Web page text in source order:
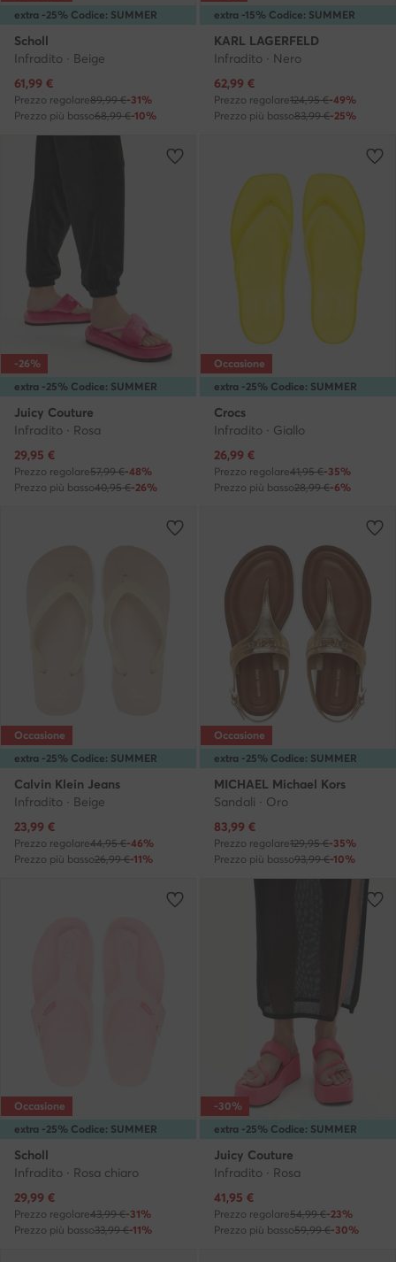
extra -25% Codice: SUMMER
Scholl
Infradito · Beige
Prezzo attuale
61,99 €
Prezzo regolare89,99 €-31%
Prezzo più basso68,99 €-10%
extra -15% Codice: SUMMER
KARL LAGERFELD
Infradito · Nero
Prezzo attuale
62,99 €
Prezzo regolare124,95 €-49%
Prezzo più basso83,99 €-25%
extra -25% Codice: SUMMER
-26%
Juicy Couture
Infradito · Rosa
Prezzo attuale
29,95 €
Prezzo regolare57,99 €-48%
Prezzo più basso40,95 €-26%
extra -25% Codice: SUMMER
Occasione
Crocs
Infradito · Giallo
Prezzo attuale
26,99 €
Prezzo regolare41,95 €-35%
Prezzo più basso28,99 €-6%
extra -25% Codice: SUMMER
Occasione
Calvin Klein Jeans
Infradito · Beige
Prezzo attuale
23,99 €
Prezzo regolare44,95 €-46%
Prezzo più basso26,99 €-11%
extra -25% Codice: SUMMER
Occasione
MICHAEL Michael Kors
Sandali · Oro
Prezzo attuale
83,99 €
Prezzo regolare129,95 €-35%
Prezzo più basso93,99 €-10%
extra -25% Codice: SUMMER
Occasione
Scholl
Infradito · Rosa chiaro
Prezzo attuale
29,99 €
Prezzo regolare43,99 €-31%
Prezzo più basso33,99 €-11%
extra -25% Codice: SUMMER
-30%
Juicy Couture
Infradito · Rosa
Prezzo attuale
41,95 €
Prezzo regolare54,99 €-23%
Prezzo più basso59,99 €-30%